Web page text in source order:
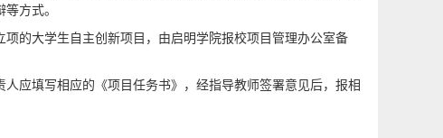
方式。
的大学生自主创新项目，由启明学院报校项目管理办公室备
应填写相应的《项目任务书》，经指导教师签署意见后，报相